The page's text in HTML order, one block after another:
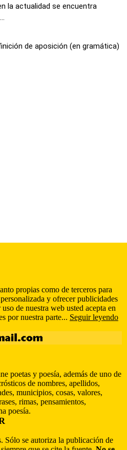
la actualidad se encuentra
de aposición (en gramática)
propias como de terceros para
y ofrecer publicidades
de nuestra web usted acepta en
por nuestra parte... Seguir leyendo
poetas y poesía, además de uno de
de nombres, apellidos,
municipios, cosas, valores,
rimas, pensamientos,
poesía.
Sólo se autoriza la publicación de